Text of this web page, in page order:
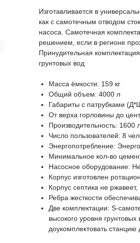
Изготавливается в
как с самотечным отводом
насоса. Самотечная
решением, если в регионе
Принудительная
грунтовых вод
Масса ёмкости: 159 кг
Общий объем: 4000 л
Габариты с патрубками
От верха горловины до
Производительность: 1600
Число пользователей: 8
Энергопотребление:
Минимальное кол-во
Насосное оборудование:
Корпус изготовлен
Корпус септика не
Ребра жесткости
Две комплектации: S-
высокого уровня
доукомплектовать